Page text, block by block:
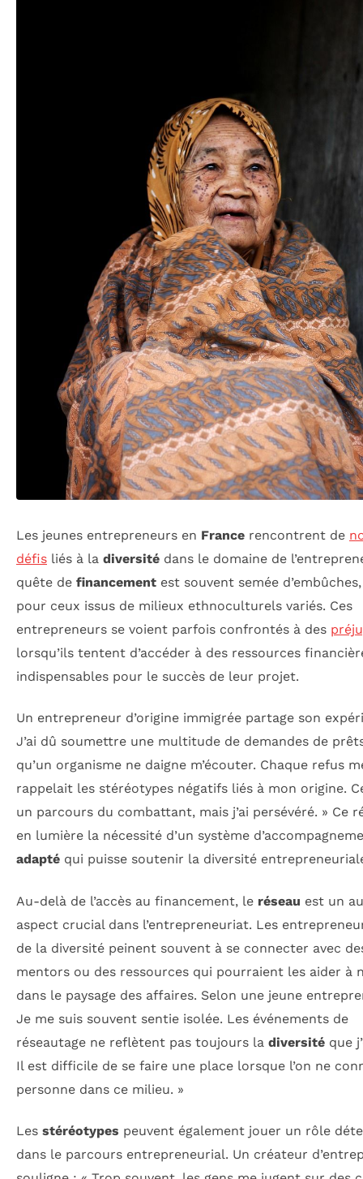
Les jeunes entrepreneurs en France rencontrent de
défis liés à la diversité dans le domaine de
quête de financement est souvent semée
pour ceux issus de milieux ethnoculturels variés. Ces
entrepreneurs se voient parfois confrontés à des
lorsqu’ils tentent d’accéder à des ressources
indispensables pour le succès de leur projet.
Un entrepreneur d’origine immigrée partage son
J’ai dû soumettre une multitude de demandes de
qu’un organisme ne daigne m’écouter. Chaque refus
rappelait les stéréotypes négatifs liés à mon origine.
un parcours du combattant, mais j’ai persévéré. » Ce
en lumière la nécessité d’un système
adapté qui puisse soutenir la diversité
Au-delà de l’accès au financement, le réseau est un
aspect crucial dans l’entrepreneuriat. Les
de la diversité peinent souvent à se connecter avec
mentors ou des ressources qui pourraient les aider à
dans le paysage des affaires. Selon une jeune
Je me suis souvent sentie isolée. Les événements de
réseautage ne reflètent pas toujours la diversité que
Il est difficile de se faire une place lorsque l’on ne
personne dans ce milieu. »
Les stéréotypes peuvent également jouer un rôle
dans le parcours entrepreneurial. Un créateur